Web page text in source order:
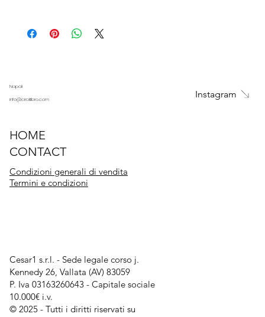
Copertina rigida telata
Cesar1 s.r.l. - Sede legale corso j.
Kennedy 26, Vallata (AV) 83059
P. Iva 03163260643 - Capitale sociale
10.000€ i.v.
© 2025 - Tutti i diritti riservati su
info@ciroillibro.com
Napoli
HOME
CONTACT
Condizioni generali di vendita
Termini e condizioni
Instagram